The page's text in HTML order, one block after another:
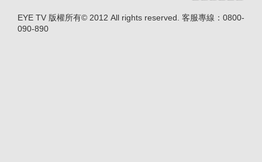
EYE TV 版權所有© 2012 All rights reserved. 客服專線：0800-
090-890